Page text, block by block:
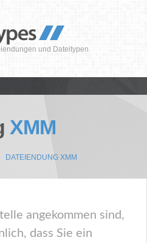
und Dateitypen
XMM
DATEIENDUNG XMM
angekommen sind,
dass Sie ein